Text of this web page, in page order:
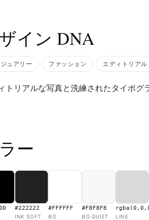
イン DNA
ュアリー ファッション エディトリアル
トリアルな写真と洗練されたタイポグ
ー
#222222
INK SOFT
#FFFFFF
BG
#F8F8F8
BG QUIET LINE